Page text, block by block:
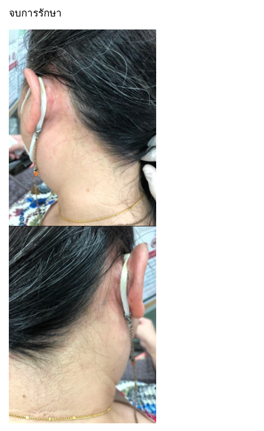
จบการรักษา